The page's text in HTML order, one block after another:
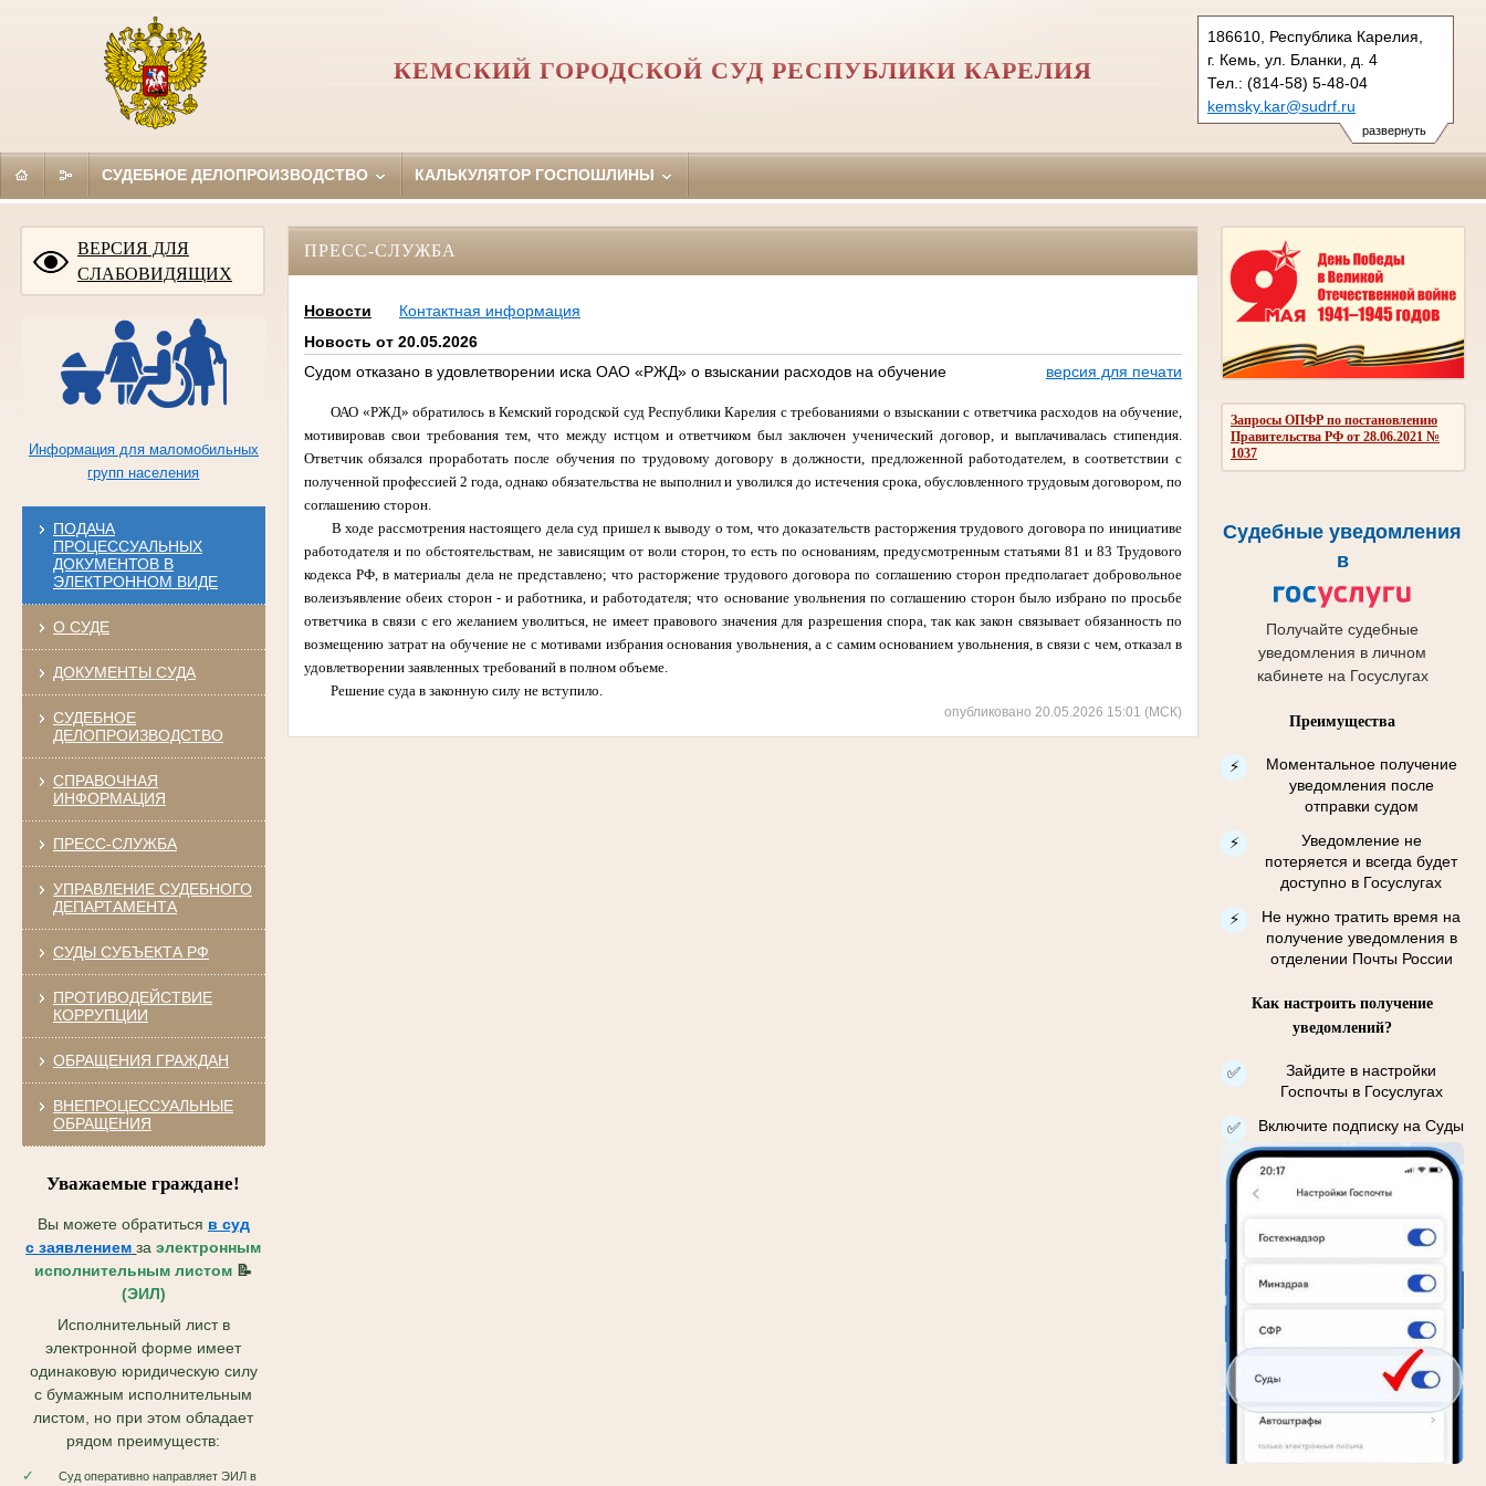
развернуть
186610, Республика Карелия,
г. Кемь, ул. Бланки, д. 4
Тел.: (814-58) 5-48-04
kemsky.kar@sudrf.ru
КЕМСКИЙ ГОРОДСКОЙ СУД РЕСПУБЛИКИ КАРЕЛИЯ
СУДЕБНОЕ ДЕЛОПРОИЗВОДСТВО КАЛЬКУЛЯТОР ГОСПОШЛИНЫ
ВЕРСИЯ ДЛЯ
СЛАБОВИДЯЩИХ
Информация для маломобильных
групп населения
ПОДАЧА
ПРОЦЕССУАЛЬНЫХ
ДОКУМЕНТОВ В
ЭЛЕКТРОННОМ ВИДЕ
О СУДЕ
ДОКУМЕНТЫ СУДА
СУДЕБНОЕ
ДЕЛОПРОИЗВОДСТВО
СПРАВОЧНАЯ
ИНФОРМАЦИЯ
ПРЕСС-СЛУЖБА
УПРАВЛЕНИЕ СУДЕБНОГО
ДЕПАРТАМЕНТА
СУДЫ СУБЪЕКТА РФ
ПРОТИВОДЕЙСТВИЕ
КОРРУПЦИИ
ОБРАЩЕНИЯ ГРАЖДАН
ВНЕПРОЦЕССУАЛЬНЫЕ
ОБРАЩЕНИЯ
Уважаемые граждане!
Вы можете обратиться в суд
сзаявлением за электронным
исполнительным листом 📝
(ЭИЛ)
Исполнительный лист в
электронной форме имеет
одинаковую юридическую силу
с бумажным исполнительным
листом, но при этом обладает
рядом преимуществ:
✓ Суд оперативно направляет ЭИЛ в
Запросы ОПФР по постановлению
Правительства РФ от 28.06.2021 №
1037
Судебные уведомления
в
Получайте судебные
уведомления в личном
кабинете на Госуслугах
Преимущества
⚡
Моментальное получение
уведомления после
отправки судом
⚡
Уведомление не
потеряется и всегда будет
доступно в Госуслугах
⚡
Не нужно тратить время на
получение уведомления в
отделении Почты России
Как настроить получение
уведомлений?
✅
Зайдите в настройки
Госпочты в Госуслугах
✅ Включите подписку на Суды
ПРЕСС-СЛУЖБА
Новости
Контактная информация
Новость от 20.05.2026
Судом отказано в удовлетворении иска ОАО «РЖД» о взыскании расходов на обучение
версия для печати
ОАО «РЖД» обратилось в Кемский городской суд Республики Карелия с требованиями о взыскании с ответчика расходов на обучение,
мотивировав свои требования тем, что между истцом и ответчиком был заключен ученический договор, и выплачивалась стипендия.
Ответчик обязался проработать после обучения по трудовому договору в должности, предложенной работодателем, в соответствии с
полученной профессией 2 года, однако обязательства не выполнил и уволился до истечения срока, обусловленного трудовым договором, по
соглашению сторон.
В ходе рассмотрения настоящего дела суд пришел к выводу о том, что доказательств расторжения трудового договора по инициативе
работодателя и по обстоятельствам, не зависящим от воли сторон, то есть по основаниям, предусмотренным статьями 81 и 83 Трудового
кодекса РФ, в материалы дела не представлено; что расторжение трудового договора по соглашению сторон предполагает добровольное
волеизъявление обеих сторон - и работника, и работодателя; что основание увольнения по соглашению сторон было избрано по просьбе
ответчика в связи с его желанием уволиться, не имеет правового значения для разрешения спора, так как закон связывает обязанность по
возмещению затрат на обучение не с мотивами избрания основания увольнения, а с самим основанием увольнения, в связи с чем, отказал в
удовлетворении заявленных требований в полном объеме.
Решение суда в законную силу не вступило.
опубликовано 20.05.2026 15:01 (МСК)